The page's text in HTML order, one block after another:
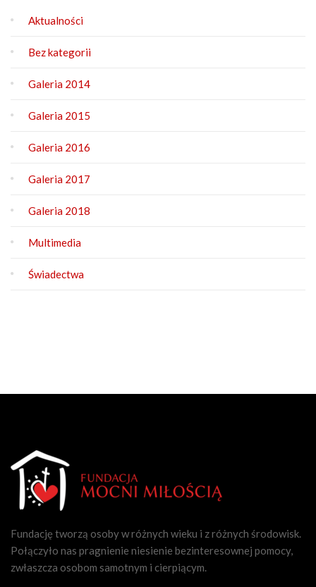
Aktualności
Bez kategorii
Galeria 2014
Galeria 2015
Galeria 2016
Galeria 2017
Galeria 2018
Multimedia
Świadectwa
Fundację tworzą osoby w różnych wieku i z różnych środowisk.
Połączyło nas pragnienie niesienie bezinteresownej pomocy,
zwłaszcza osobom samotnym i cierpiącym.